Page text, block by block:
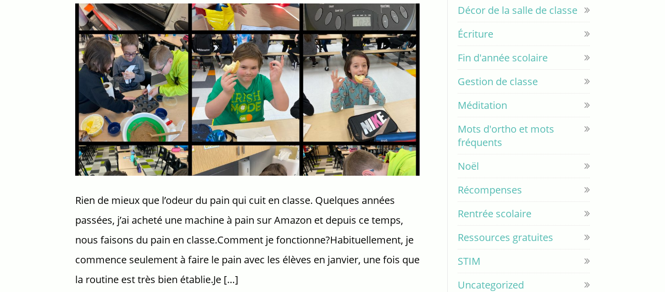
Rien de mieux que l’odeur du pain qui cuit en classe. Quelques années
passées, j’ai acheté une machine à pain sur Amazon et depuis ce temps,
nous faisons du pain en classe.Comment je fonctionne?Habituellement, je
commence seulement à faire le pain avec les élèves en janvier, une fois que
la routine est très bien établie.Je […]
Décor de la salle de classe
Écriture
Fin d'année scolaire
Gestion de classe
Méditation
Mots d'ortho et mots
fréquents
Noël
Récompenses
Rentrée scolaire
Ressources gratuites
STIM
Uncategorized